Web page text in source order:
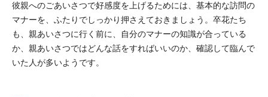
彼親へのごあいさつで好感度を上げるためには、基本的な訪問の
マナーを、ふたりでしっかり押さえておきましょう。卒花たち
も、親あいさつに行く前に、自分のマナーの知識が合っている
か、親あいさつではどんな話をすればいいのか、確認して臨んで
いた人が多いようです。